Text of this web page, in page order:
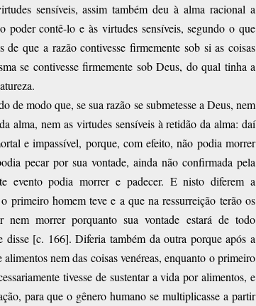
sensíveis, assim também deu à alma racional a
poder contê-lo e às virtudes sensíveis, segundo o que
que a razão contivesse firmemente sob si as coisas
se contivesse firmemente sob Deus, do qual tinha a
de modo que, se sua razão se submetesse a Deus, nem
alma, nem as virtudes sensíveis à retidão da alma: daí
e impassível, porque, com efeito, não podia morrer
pecar por sua vontade, ainda não confirmada pela
evento podia morrer e padecer. E nisto diferem a
primeiro homem teve e a que na ressurreição terão os
nem morrer porquanto sua vontade estará de todo
disse [c. 166]. Diferia também da outra porque após a
nem das coisas venéreas, enquanto o primeiro
tivesse de sustentar a vida por alimentos, e
para que o gênero humano se multiplicasse a partir